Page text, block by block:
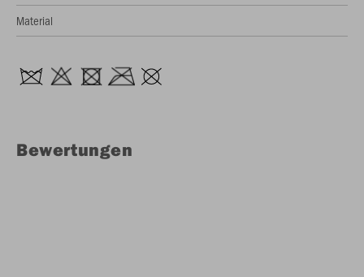
Material
Bewertungen